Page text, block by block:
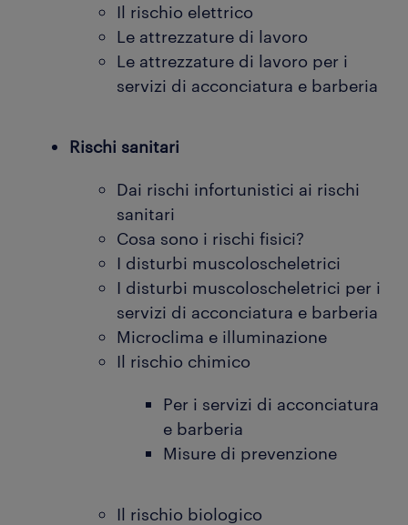
Il rischio elettrico
Le attrezzature di lavoro
Le attrezzature di lavoro per i
servizi di acconciatura e barberia
Rischi sanitari
Dai rischi infortunistici ai rischi
sanitari
Cosa sono i rischi fisici?
I disturbi muscoloscheletrici
I disturbi muscoloscheletrici per i
servizi di acconciatura e barberia
Microclima e illuminazione
Il rischio chimico
Per i servizi di acconciatura
e barberia
Misure di prevenzione
Il rischio biologico